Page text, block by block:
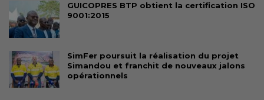
GUICOPRES BTP obtient la certification ISO
9001:2015
SimFer poursuit la réalisation du projet
Simandou et franchit de nouveaux jalons
opérationnels